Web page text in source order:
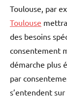
Toulouse, par
Toulouse
des besoins
consentement
démarche plus
par
s’entendent